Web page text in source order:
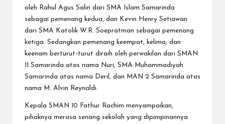
oleh Rahul Agus Salin dari SMA Islam Samarinda
sebagai pemenang kedua, dan Kevin Henry Setiawan
dari SMA Katolik W.R. Soepratman sebagai pemenang
ketiga. Sedangkan pemenang keempat, kelima, dan
keenam berturut-turut diraih oleh perwakilan dari SMAN
11 Samarinda atas nama Nuri, SMA Muhammadiyah
Samarinda atas nama Deril, dan MAN 2 Samarinda atas
nama M. Alvin Reynaldi.
Kepala SMAN 10 Fathur Rachim menyampaikan,
pihaknya merasa senang sekolah yang dipimpinannya